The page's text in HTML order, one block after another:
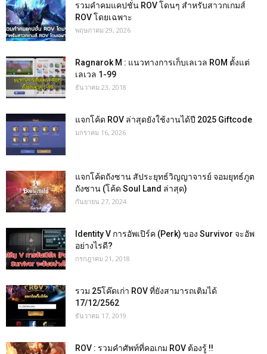
รวมคำคมแคปชั่น ROV โดนๆ สำหรับสาวกเกมส์
ROV โดยเฉพาะ
พฤษภาคม 29, 2026
Ragnarok M : แนวทางการเก็บเลเวล ROM ตั้งแต่
เลเวล 1-99
ธันวาคม 23, 2018
แจกโค้ด ROV ล่าสุดยังใช้งานได้ปี 2025 Giftcode
มกราคม 16, 2026
แจกโค้ดถังซาน สัประยุทธ์วิญญาจารย์ จอมยุทธ์ภูต
ถังซาน (โค้ด Soul Land ล่าสุด)
กันยายน 27, 2024
Identity V การอัพเปิร์ค (Perk) ของ Survivor จะอัพ
อย่างไรดี?
กรกฎาคม 21, 2018
รวม 25โค๊ดเก่า ROV ที่ยังสามารถเติมได้
17/12/2562
ธันวาคม 17, 2019
ROV : รวมคำศัพท์ที่คอเกม ROV ต้องรู้ !!